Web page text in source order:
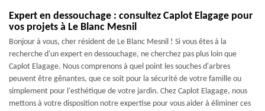
Expert en dessouchage : consultez Caplot Elagage pour
vos projets à Le Blanc Mesnil
Bonjour à vous, cher résident de Le Blanc Mesnil ! Si vous êtes à la
recherche d'un expert en dessouchage, ne cherchez pas plus loin que
Caplot Elagage. Nous comprenons à quel point les souches d'arbres
peuvent être gênantes, que ce soit pour la sécurité de votre famille ou
simplement pour l'esthétique de votre jardin. Chez Caplot Elagage, nous
mettons à votre disposition notre expertise pour vous aider à éliminer ces